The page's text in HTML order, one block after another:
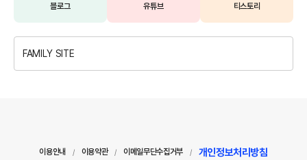
블로그 유튜브 티스토리
FAMILY SITE
이용안내 / 이용약관 / 이메일무단수집거부 / 개인정보처리방침